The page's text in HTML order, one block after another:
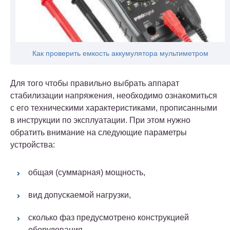
Как проверить емкость аккумулятора мультиметром
Для того чтобы правильно выбрать аппарат
стабилизации напряжения, необходимо ознакомиться
с его техническими характеристиками, прописанными
в инструкции по эксплуатации. При этом нужно
обратить внимание на следующие параметры
устройства:
общая (суммарная) мощность,
вид допускаемой нагрузки,
сколько фаз предусмотрено конструкцией